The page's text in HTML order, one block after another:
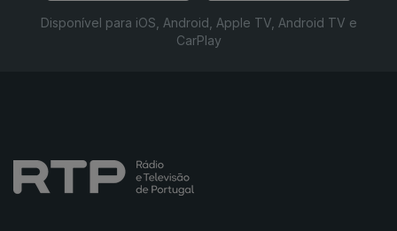
Disponível para iOS, Android, Apple TV, Android TV e
CarPlay